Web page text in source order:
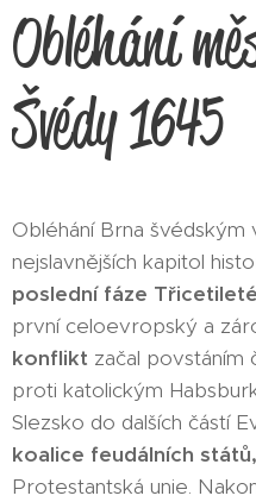
Obléhání
Švédy 1645
Obléhání Brna švédským
nejslavnějších kapitol
poslední fáze
první celoevropský a
konflikt začal povstáním
proti katolickým
Slezsko do dalších částí
koalice feudálních států,
Protestantská unie.